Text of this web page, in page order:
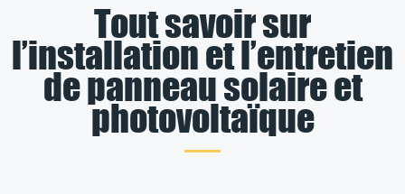
Tout savoir sur
l’installation et l’entretien
de panneau solaire et
photovoltaïque